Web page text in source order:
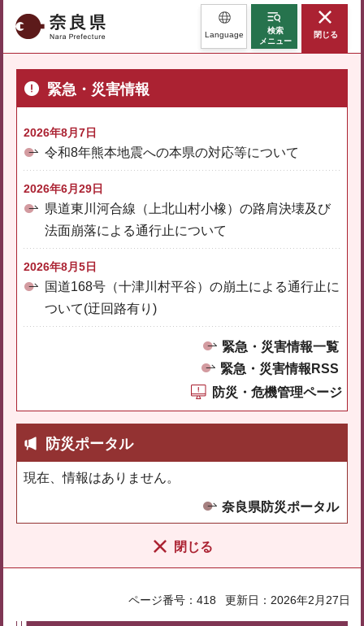
奈良県 Language
検索
メニュー
閉じる
緊急・災害情報
2026年8月7日
令和8年熊本地震への本県の対応等について
2026年6月29日
県道東川河合線（上北山村小橡）の路肩決壊及び
法面崩落による通行止について
2026年8月5日
国道168号（十津川村平谷）の崩土による通行止に
ついて(迂回路有り)
緊急・災害情報一覧
緊急・災害情報RSS
防災・危機管理ページ
防災ポータル
現在、情報はありません。
奈良県防災ポータル
閉じる
ページ番号：418 更新日：2026年2月27日